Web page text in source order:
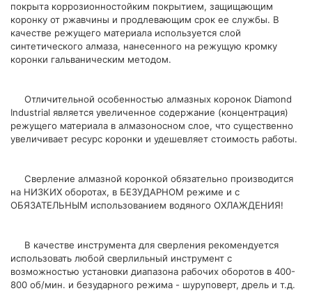
покрыта коррозионностойким покрытием, защищающим
коронку от ржавчины и продлевающим срок ее службы. В
качестве режущего материала используется слой
синтетического алмаза, нанесенного на режущую кромку
коронки гальваническим методом.
Отличительной особенностью алмазных коронок Diamond
Industrial является увеличенное содержание (концентрация)
режущего материала в алмазоносном слое, что существенно
увеличивает ресурс коронки и удешевляет стоимость работы.
Сверление алмазной коронкой обязательно производится
на НИЗКИХ оборотах, в БЕЗУДАРНОМ режиме и с
ОБЯЗАТЕЛЬНЫМ использованием водяного ОХЛАЖДЕНИЯ!
В качестве инструмента для сверления рекомендуется
использовать любой сверлильный инструмент с
возможностью установки диапазона рабочих оборотов в 400-
800 об/мин. и безударного режима - шуруповерт, дрель и т.д.